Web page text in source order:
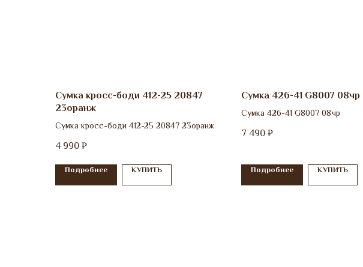
Сумка кросс-боди 412-25 20847
23оранж
Сумка кросс-боди 412-25 20847 23оранж
4 990 ₽
Подробнее КУПИТЬ
Сумка 426-41 G8007 08чр
Сумка 426-41 G8007 08чр
7 490 ₽
Подробнее КУПИТЬ